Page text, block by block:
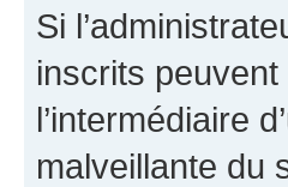
Si
inscrits
l’intermédiaire
malveillante du